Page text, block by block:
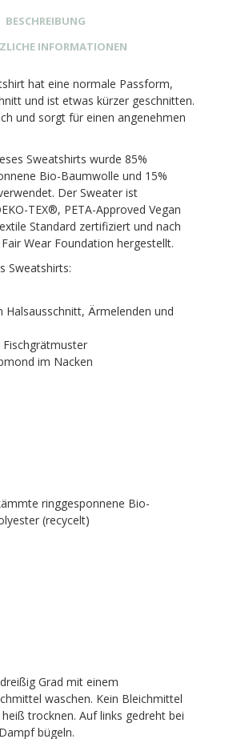
BESCHREIBUNG
INFORMATIONEN
hat eine normale Passform,
und ist etwas kürzer geschnitten.
und sorgt für einen angenehmen
Sweatshirts wurde 85%
Bio-Baumwolle und 15%
Der Sweater ist
TEX®, PETA-Approved Vegan
Standard zertifiziert und nach
Wear Foundation hergestellt.
Sweatshirts:
Halsausschnitt, Ärmelenden und
im Nacken
ringgesponnene Bio-
(recycelt)
Grad mit einem
waschen. Kein Bleichmittel
trocknen. Auf links gedreht bei
bügeln.